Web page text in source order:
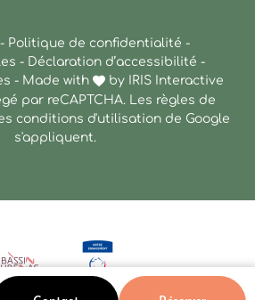
- Politique de confidentialité -
- Déclaration d’accessibilité -
- Made with by
IRIS Interactive
par reCAPTCHA. Les règles de
conditions d'utilisation de Google
s'appliquent.